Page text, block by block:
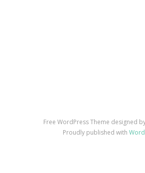
Free WordPress Theme designed
Proudly published with